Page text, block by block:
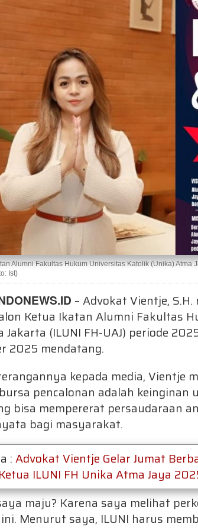
Alumni Fakultas Hukum Universitas Katolik (Unika) Atma
Ist)
– Advokat Vientje,
Ketua Ikatan Alumni Fakultas
Jakarta (ILUNI FH-UAJ) periode
2025 mendatang.
kepada media, Vientje
pencalonan adalah
bisa mempererat persaudaraan
bagi masyarakat.
: Advokat Vientje Gelar Jumat
ILUNI FH Unika Atma Jaya
maju? Karena saya melihat
Menurut saya, ILUNI harus